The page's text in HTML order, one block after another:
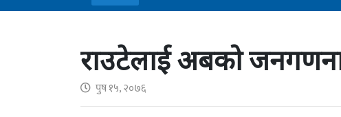
राउटेलाई अबको
पुष १५, २०७६